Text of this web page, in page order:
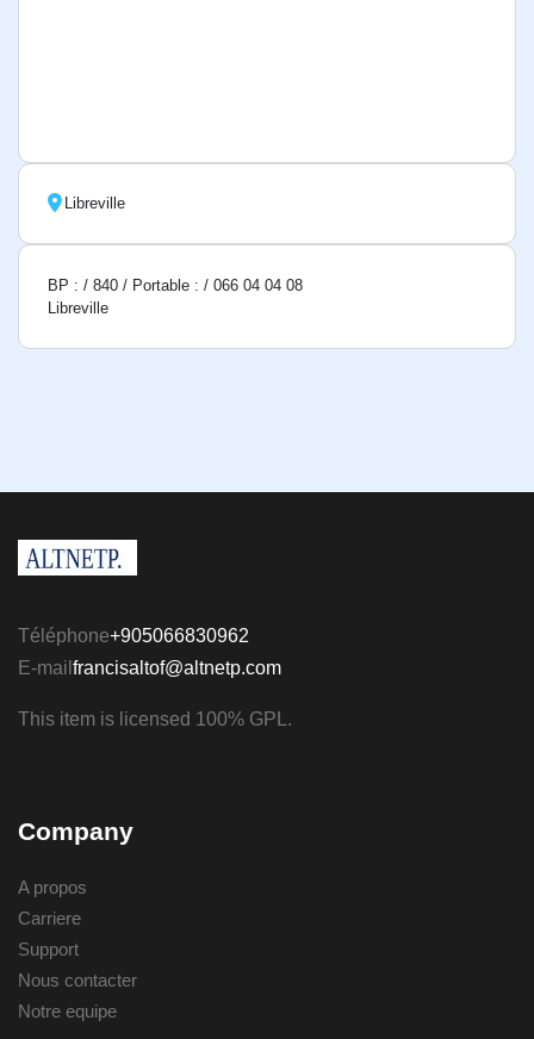
Libreville
BP : / 840 / Portable : / 066 04 04 08
Libreville
Téléphone+905066830962
E-mail francisaltof@altnetp.com
This item is licensed 100% GPL.
Company
A propos
Carriere
Support
Nous contacter
Notre equipe